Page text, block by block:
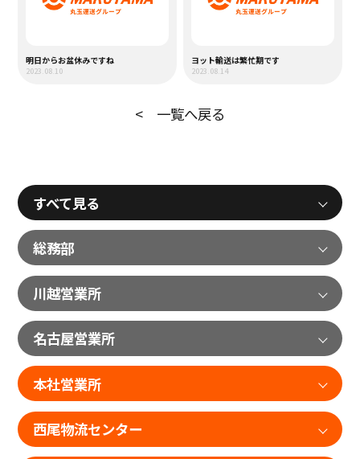
明日からお盆休みですね
2023.08.10
ヨット輸送は繁忙期です
2023.08.14
< 一覧へ戻る
すべて見る
総務部
川越営業所
名古屋営業所
本社営業所
西尾物流センター